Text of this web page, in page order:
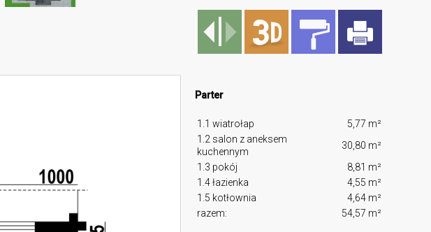
Parter
1.1 wiatrołap
5,77 m²
1.2 salon z aneksem
kuchennym
30,80 m²
1.3 pokój
8,81 m²
1.4 łazienka
4,55 m²
1.5 kotłownia
4,64 m²
razem:
54,57 m²